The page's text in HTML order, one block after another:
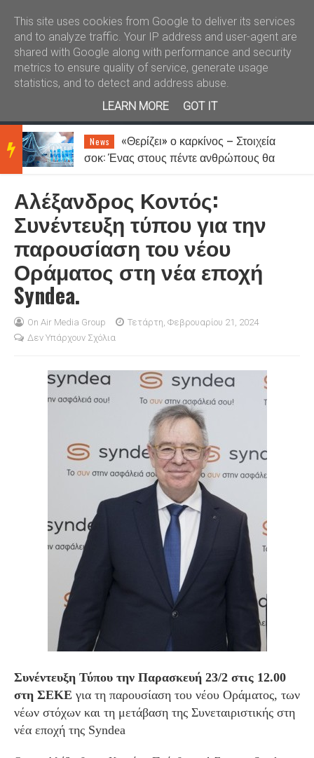
Καλώς ήλθατε Kral News
BRE
AKIN
NEW
News
«Θερίζει» ο καρκίνος – Στοιχεία
σοκ: Ένας στους πέντε ανθρώπους θα
Αλέξανδρος Κοντός:
Συνέντευξη τύπου για την
παρουσίαση του νέου
Οράματος στη νέα εποχή
Syndea.
On Air Media Group
Τετάρτη, Φεβρουαρίου 21, 2024
Δεν Υπάρχουν Σχόλια
Συνέντευξη Τύπου την Παρασκευή 23/2 στις 12.00
στη ΣΕΚΕ για τη παρουσίαση του νέου Οράματος, των
νέων στόχων και τη μετάβαση της Συνεταιριστικής στη
νέα εποχή της Syndea
This site uses cookies from Google to deliver its services
and to analyze traffic. Your IP address and user-agent are
shared with Google along with performance and security
metrics to ensure quality of service, generate usage
statistics, and to detect and address abuse.
LEARN MORE
GOT IT